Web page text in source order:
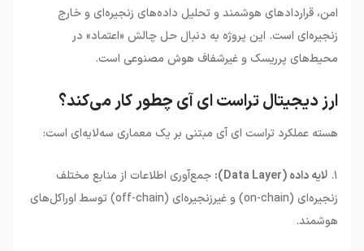
امن، قراردادهای هوشمند و تحلیل داده‌های زنجیره‌ای و خارج
زنجیره‌ای است. این پروژه به دنبال حل چالش «اعتماد» در
محیط‌های پرریسک و غیرشفاف هوش مصنوعی است.
ارز دیجیتال تراست ای آی چطور کار می‌کند؟
هسته عملکرد تراست ای آی مبتنی بر یک معماری سه‌لایه‌ای است:
۱. لایه داده (Data Layer):
جمع‌آوری اطلاعات از منابع مختلف
زنجیره‌ای (on-chain) و غیرزنجیره‌ای (off-chain) توسط اوراکل‌های
هوشمند.